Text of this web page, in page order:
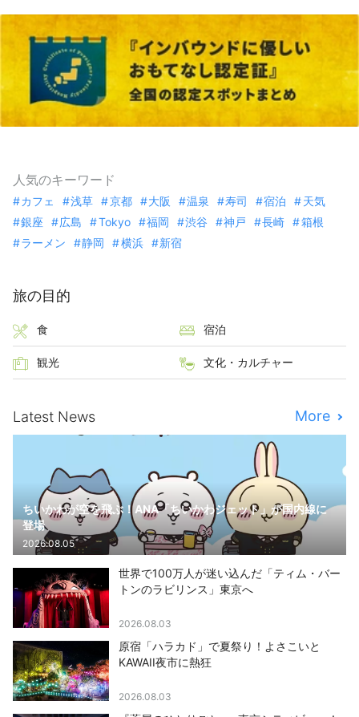
人気のキーワード
カフェ 浅草 京都 大阪 温泉 寿司 宿泊
天気
銀座
広島 Tokyo 福岡 渋谷 神戸 長崎
箱根
ラーメン
静岡 横浜 新宿
旅の目的
食 宿泊
観光 文化・カルチャー
Latest News More
ちいかわが空を飛ぶ！ANA「ちいかわジェット」が国内線に
登場
2026.08.05
世界で100万人が迷い込んだ「ティム・バー
トンのラビリンス」東京へ
2026.08.03
原宿「ハラカド」で夏祭り！よさこいと
KAWAII夜市に熱狂
2026.08.03